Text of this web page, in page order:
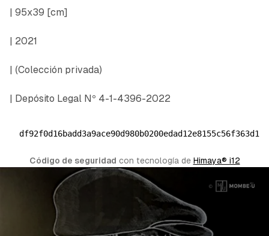
| 95x39 [cm]
| 2021
| (Colección privada)
| Depósito Legal Nº 4-1-4396-2022
Código de seguridad con tecnología de Himaya® i12